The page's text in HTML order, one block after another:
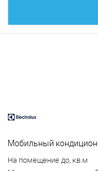
Мобильный
На помещение до, кв.м